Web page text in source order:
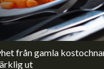
från gamla
ut